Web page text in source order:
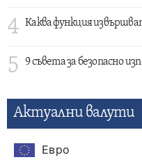
4 Каква функция
5 9 съвета за безопасно
Актуални валути
Евро